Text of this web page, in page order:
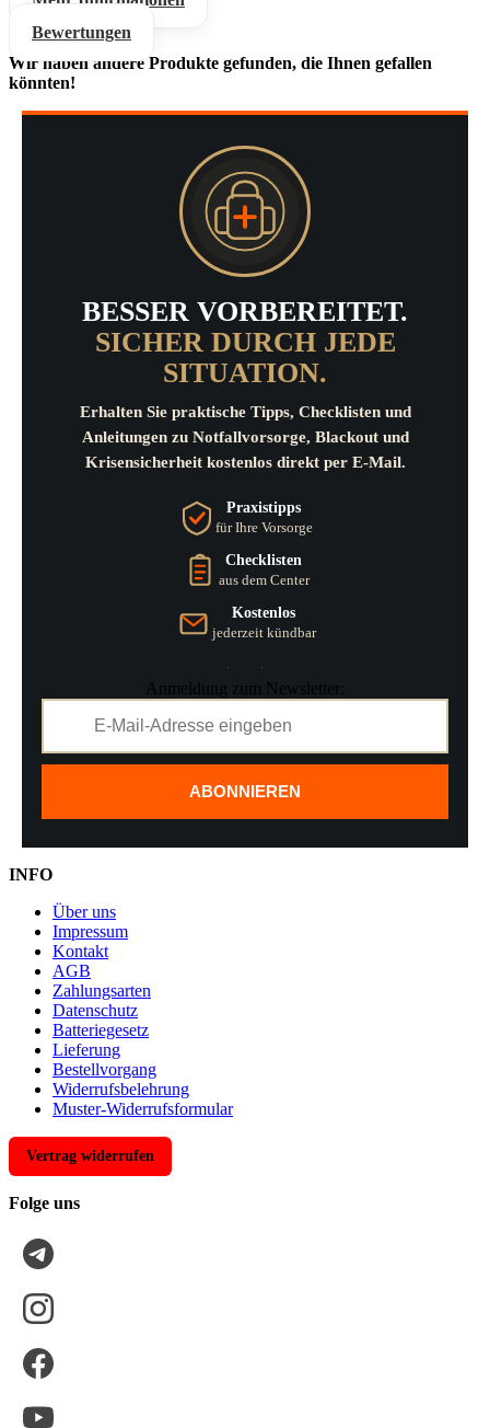
Bewertungen
Wir haben andere Produkte gefunden, die Ihnen gefallen
könnten!
BESSER VORBEREITET.
SICHER DURCH JEDE
SITUATION.
Erhalten Sie praktische Tipps, Checklisten und
Anleitungen zu Notfallvorsorge, Blackout und
Krisensicherheit kostenlos direkt per E-Mail.
Praxistipps
für Ihre Vorsorge
Checklisten
aus dem Center
Kostenlos
jederzeit kündbar
Anmeldung zum Newsletter:
ABONNIEREN
INFO
Über uns
Impressum
Kontakt
AGB
Zahlungsarten
Datenschutz
Batteriegesetz
Lieferung
Bestellvorgang
Widerrufsbelehrung
Muster-Widerrufsformular
Vertrag widerrufen
Folge uns